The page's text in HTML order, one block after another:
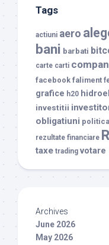
Tags
actiuni aero
bani barbati
carte carti
facebook faliment
grafice h20
investitii
obligatiuni politica
rezultate financiare
taxe trading votare
Archives
June 2026
May 2026